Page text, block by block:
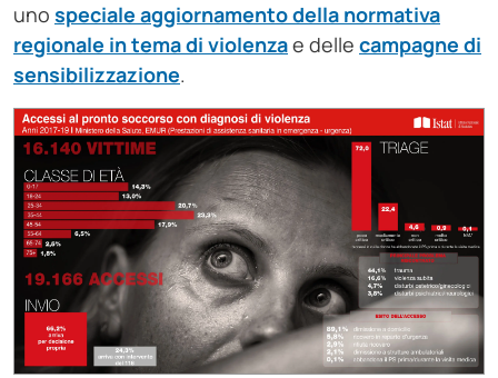
uno speciale aggiornamento della normativa
regionale in tema di violenzae delle campagne di
sensibilizzazione.